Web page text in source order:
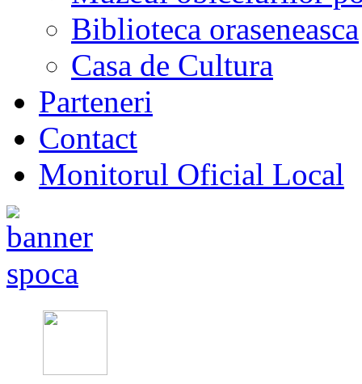
Biblioteca oraseneasca
Casa de Cultura
Parteneri
Contact
Monitorul Oficial Local